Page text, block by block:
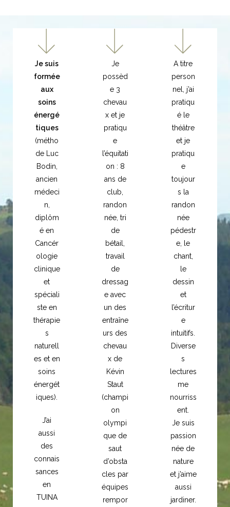
Je suis
formée
aux
soins
énergé
tiques
(métho
de Luc
Bodin,
ancien
médeci
n,
diplôm
é en
Cancér
ologie
clinique
et
spéciali
ste en
thérapie
s
naturell
es et en
soins
énergét
iques).
J’ai
aussi
des
connais
sances
en
TUINA
Je
possèd
e 3
chevau
x et je
pratiqu
e
l’équitati
on : 8
ans de
club,
randon
née, tri
de
bétail,
travail
de
dressag
e avec
un des
entraîne
urs des
chevau
x de
Kévin
Staut
(champi
on
olympi
que de
saut
d’obsta
cles par
équipes
rempor
A titre
person
nel, j’ai
pratiqu
é le
théâtre
et je
pratiqu
e
toujour
s la
randon
née
pédestr
e, le
chant,
le
dessin
et
l’écritur
e
intuitifs.
Diverse
s
lectures
me
nourriss
ent.
Je suis
passion
née de
nature
et j’aime
aussi
jardiner.